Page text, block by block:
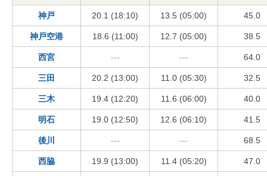
神戸 20.1 (18:10) 13.5 (05:00) 45.0
神戸空港 18.6 (11:00) 12.7 (05:00) 38.5
西宮 --- --- 64.0
三田 20.2 (13:00) 11.0 (05:30) 32.5
三木 19.4 (12:20) 11.6 (06:00) 40.0
明石 19.0 (12:50) 12.6 (06:10) 41.5
後川 --- --- 68.5
西脇 19.9 (13:00) 11.4 (05:20) 47.0